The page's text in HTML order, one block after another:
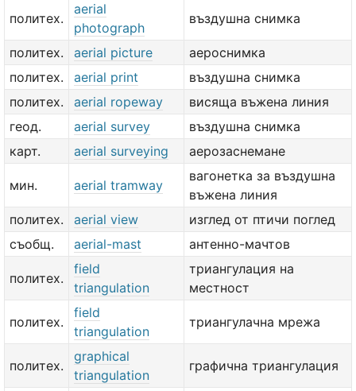
политех.
aerial
photograph
въздушна снимка
политех. aerial picture
аероснимка
политех.
aerial print
въздушна снимка
политех.
aerial ropeway
висяща въжена линия
геод.
aerial survey
въздушна снимка
карт.
aerial surveying аерозаснемане
мин. aerial tramway
вагонетка за въздушна
въжена линия
политех.
aerial view
изглед от птичи поглед
съобщ.
aerial-mast антенно-мачтов
политех.
field
triangulation
триангулация на
местност
политех.
field
triangulation
триангулачна мрежа
политех.
graphical
triangulation
графична триангулация